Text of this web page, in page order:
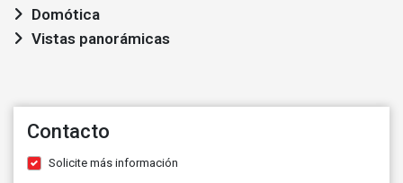
Domótica
Vistas panorámicas
Contacto
Solicite más información